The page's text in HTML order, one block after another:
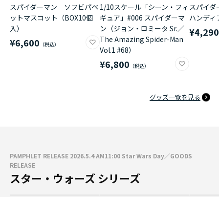
スパイダーマン ソフビパペ
ットマスコット（BOX10個
入）
¥6,600
1/10スケール「シーン・フィ
ギュア」#006 スパイダーマ
ン（ジョン・ロミータ Sr.／
The Amazing Spider-Man
Vol.1 #68）
¥6,800
スパイ
ハンディ
¥4,290
グッズ一覧を見る
PAMPHLET RELEASE 2026.5.4 AM11:00 Star Wars Day／GOODS
RELEASE
スター・ウォーズ シリーズ